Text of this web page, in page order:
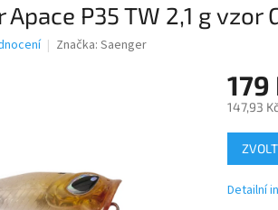
P35 TW 2,1 g vzor
Značka: Saenger
179
147,93
Měrná
cena:
Detailní